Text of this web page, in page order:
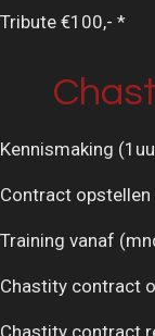
Tribute €100,- *
Kennismaking
Contract
Training vanaf
Chastity contract
Chastity contract